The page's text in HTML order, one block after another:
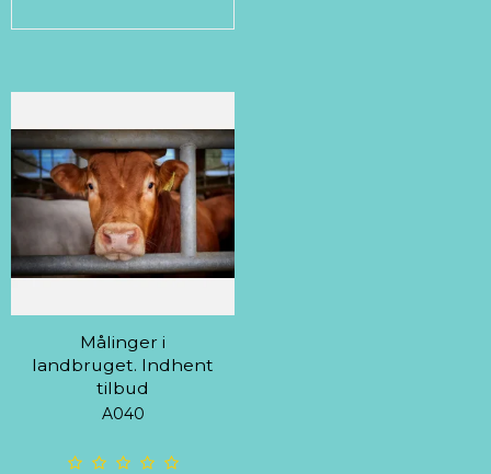
Målinger i
landbruget. Indhent
tilbud
A040